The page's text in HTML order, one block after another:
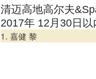
清迈高地高尔夫
2017年 12月30日以
1. 嘉健 黎